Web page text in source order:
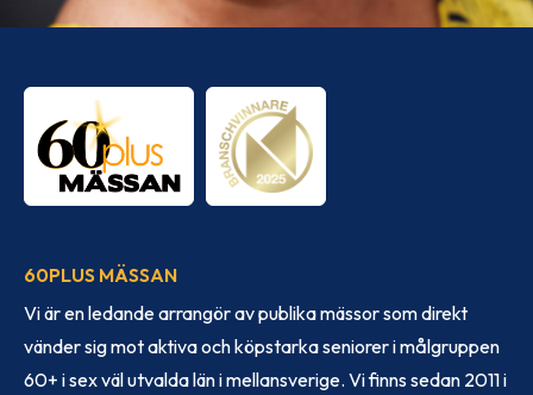
60PLUS MÄSSAN
Vi är en ledande arrangör av publika mässor som direkt
vänder sig mot aktiva och köpstarka seniorer i målgruppen
60+ i sex väl utvalda län i mellansverige. Vi finns sedan 2011 i